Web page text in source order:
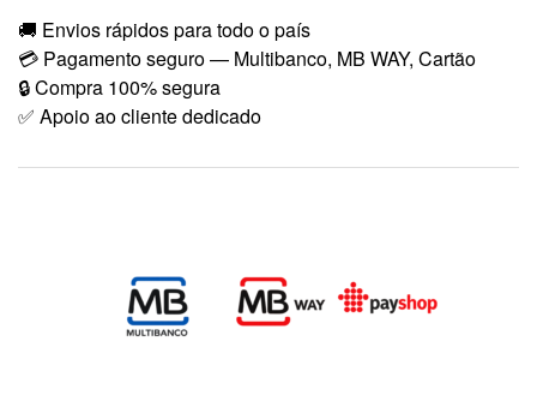
🚚 Envios rápidos para todo o país
💳 Pagamento seguro — Multibanco, MB WAY, Cartão
🔒 Compra 100% segura
✅ Apoio ao cliente dedicado